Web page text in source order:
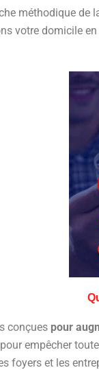
méthodique de
votre domicile
conçues pour
empêcher
foyers et les